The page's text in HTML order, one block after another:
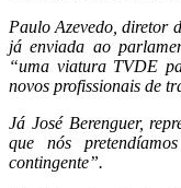
Paulo Azevedo, diretor
já enviada ao
“uma viatura TVDE
novos profissionais de
Já José Berenguer,
que nós
contingente”.